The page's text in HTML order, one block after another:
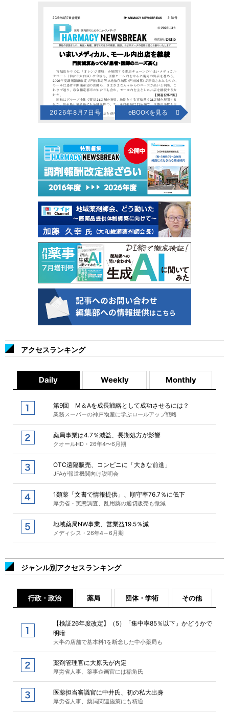
2026年8月7日号 eBOOKを見る
アクセスランキング
Daily Weekly Monthly
第9回 M＆Aを成長戦略として成功させるには？
業務スーパーの神戸物産に学ぶロールアップ戦略
薬局事業は4.7％減益、長期処方が影響
クオールHD・26年4〜6月期
OTC遠隔販売、コンビニに「大きな前進」
JFAが報道機関向け説明会
1類薬「文書で情報提供」、順守率76.7％に低下
厚労省・実態調査、乱用薬の適切販売も微減
地域薬局NW事業、営業益19.5％減
メディシス・26年4～6月期
ジャンル別アクセスランキング
行政・政治 薬局 団体・学術 その他
【検証26年度改定】（5）「集中率85％以下」かどうかで
明暗
大半の店舗で基本料1を断念した中小薬局も
薬剤管理官に大原氏が内定
厚労省人事、薬事企画官には稲角氏
医薬担当審議官に中井氏、初の私大出身
厚労省人事、薬局関連施策にも精通